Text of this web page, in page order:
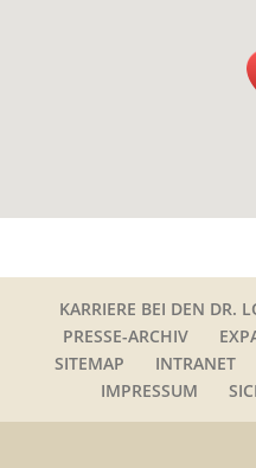
KARRIERE BEI DEN DR.
PRESSE-ARCHIV
SITEMAP
INTRANET
IMPRESSUM